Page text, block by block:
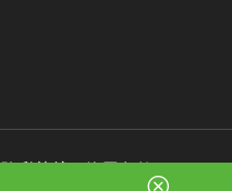
隐私协议|使用条款